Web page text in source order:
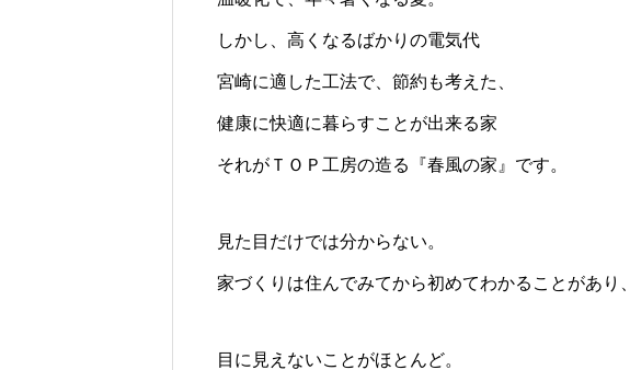
しかし、高くなるばかりの電気代
宮崎に適した工法で、節約も考えた、
健康に快適に暮らすことが出来る家
それがＴＯＰ工房の造る『春風の家』です。
見た目だけでは分からない。
家づくりは住んでみてから初めてわかることがあり、
目に見えないことがほとんど。